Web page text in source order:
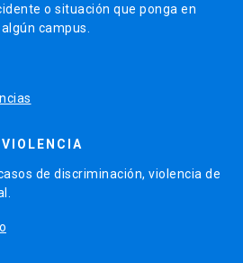
o situación que ponga en
campus.
de discriminación, violencia de